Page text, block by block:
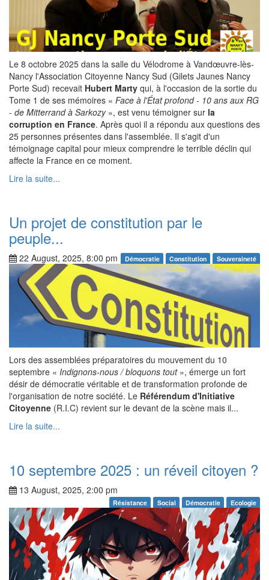
Le 8 octobre 2025 dans la salle du Vélodrome à Vandœuvre-lès-
Nancy l'Association Citoyenne Nancy Sud (Gilets Jaunes Nancy
Porte Sud) recevait Hubert Marty qui, à l'occasion de la sortie du
Tome 1 de ses mémoires « Face à l'État profond - 10 ans aux RG
- de Mitterrand à Sarkozy», est venu témoigner sur la
corruption en France. Après quoi il a répondu aux questions des
25 personnes présentes dans l'assemblée. Il s'agit d'un
témoignage capital pour mieux comprendre le terrible déclin qui
affecte la France en ce moment.
Lire la suite...
Un projet de constitution par le
peuple...
22 August, 2025, 8:00 pm Démocratie Constitution Souveraineté
Lors des assemblées préparatoires du mouvement du 10
septembre « Indignons-nous / bloquons tout», émerge un fort
désir de démocratie véritable et de transformation profonde de
l'organisation de notre société. Le Référendum d'Initiative
Citoyenne (R.I.C) revient sur le devant de la scène mais il...
Lire la suite...
10 septembre 2025 : un réveil citoyen ?
13 August, 2025, 2:00 pm
Résistance Social Démocratie Ecologie